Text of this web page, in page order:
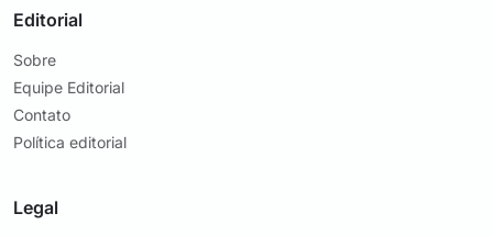
Editorial
Sobre
Equipe Editorial
Contato
Política editorial
Legal